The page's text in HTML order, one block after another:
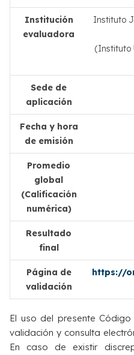
Institución
evaluadora
Instituto
(Instituto
Sede de
aplicación
Fecha y hora
de emisión
Promedio
global
(Calificación
numérica)
Resultado
final
Página de
validación
https://
El uso del presente
validación y consulta
En caso de existir